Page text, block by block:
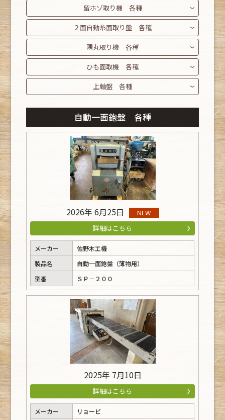
留ホゾ取り機 各種
２面自動糸面取り盤 各種
隅丸取り機 各種
ひも面取機 各種
上軸盤 各種
自動一面鉋盤 各種
2026年 6月25日
NEW
詳細はこちら
メーカー
佐野木工機
製品名
自動一面鉋盤（薄物用）
型番
ＳＰ－２００
2025年 7月10日
詳細はこちら
メーカー
リョービ